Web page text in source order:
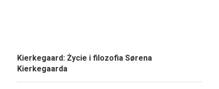
Kierkegaard: Życie i filozofia Sørena
Kierkegaarda